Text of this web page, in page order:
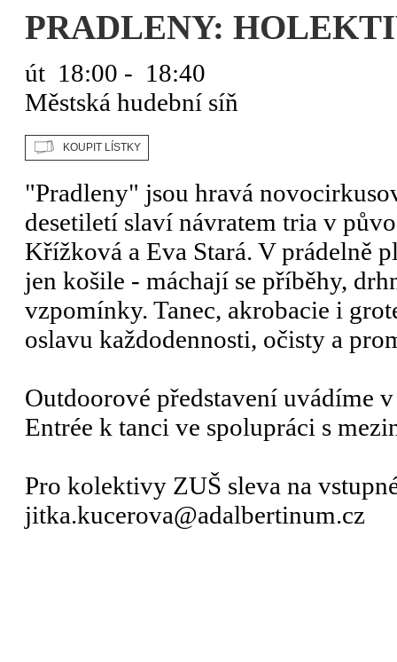
PRADLENY:
út 18:00 - 18:40
Městská hudební síň
"Pradleny" jsou hravá
desetiletí slaví návratem tria v
Křížková a Eva Stará. V prádelně
jen košile - máchají se příběhy,
vzpomínky. Tanec, akrobacie i
oslavu každodennosti, očisty a
Outdoorové představení uvádíme
Entrée k tanci ve spolupráci s
Pro kolektivy ZUŠ sleva na
jitka.kucerova@adalbertinum.cz